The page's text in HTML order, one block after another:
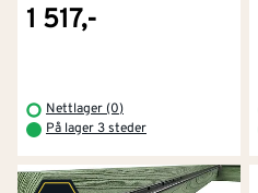
1 517,-
Nettlager (0)
På lager 3 steder